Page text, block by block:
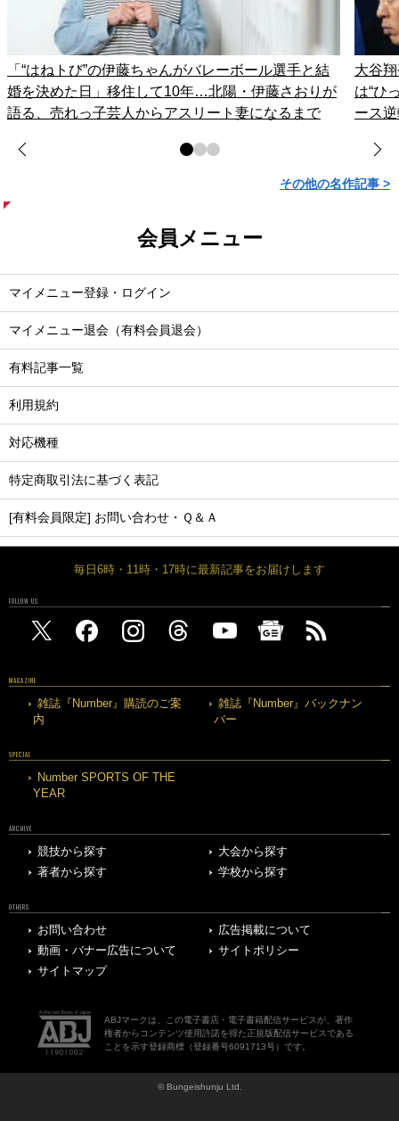
「“はねトび”の伊藤ちゃんがバレーボール選手と結
婚を決めた日」移住して10年…北陽・伊藤さおりが
語る、売れっ子芸人からアスリート妻になるまで
大谷
は“ひ
ース
その他の名作記事 >
会員メニュー
マイメニュー登録・ログイン
マイメニュー退会（有料会員退会）
有料記事一覧
利用規約
対応機種
特定商取引法に基づく表記
[有料会員限定] お問い合わせ・Ｑ＆Ａ
毎日6時・11時・17時に最新記事をお届けします
FOLLOW US
MAGAZINE
雑誌『Number』購読のご案
内
雑誌『Number』バックナン
バー
SPECIAL
Number SPORTS OF THE
YEAR
ARCHIVE
競技から探す
大会から探す
著者から探す
学校から探す
OTHERS
お問い合わせ
広告掲載について
動画・バナー広告について
サイトポリシー
サイトマップ
ABJマークは、この電子書店・電子書籍配信サービスが、著作
権者からコンテンツ使用許諾を得た正規版配信サービスである
ことを示す登録商標（登録番号6091713号）です。
© Bungeishunju Ltd.